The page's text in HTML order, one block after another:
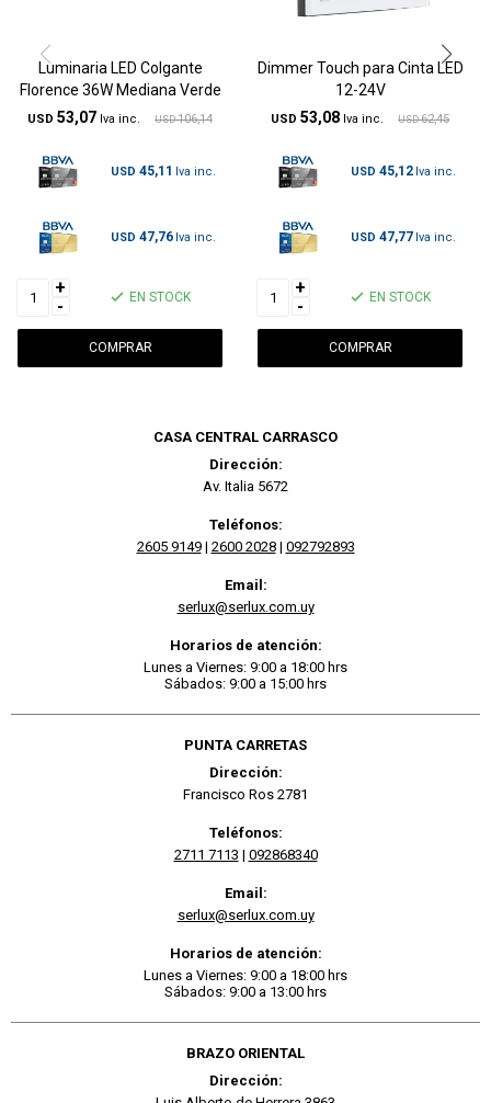
Luminaria LED Colgante
Florence 36W Mediana Verde
USD 53,07 USD 106,14
USD 45,11
USD 47,76
+
-
EN STOCK
Dimmer Touch para Cinta LED
12-24V
USD 53,08 USD 62,45
USD 45,12
USD 47,77
+
-
EN STOCK
CASA CENTRAL CARRASCO
Dirección:
Av. Italia 5672
Teléfonos:
2605 9149| 2600 2028| 092792893
Email:
serlux@serlux.com.uy
Horarios de atención:
Lunes a Viernes: 9:00 a 18:00 hrs
Sábados: 9:00 a 15:00 hrs
PUNTA CARRETAS
Dirección:
Francisco Ros 2781
Teléfonos:
2711 7113 | 092868340
Email:
serlux@serlux.com.uy
Horarios de atención:
Lunes a Viernes: 9:00 a 18:00 hrs
Sábados: 9:00 a 13:00 hrs
BRAZO ORIENTAL
Dirección: